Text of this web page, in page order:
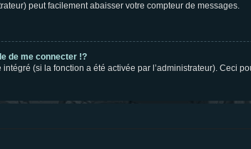
peut facilement abaisser votre compteur de messages.
de me connecter !?
(si la fonction a été activée par l’administrateur). Ceci